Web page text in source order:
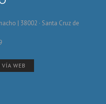
| 38002 · Santa Cruz de
VÍA WEB